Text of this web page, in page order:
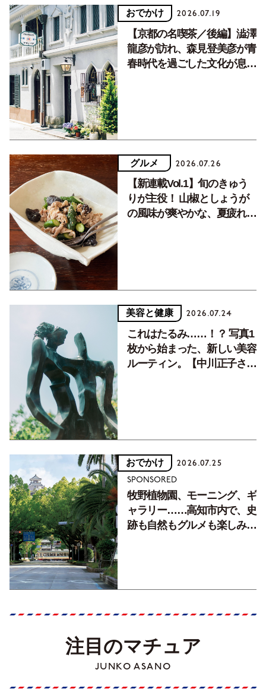
おでかけ 2026.07.19
【京都の名喫茶／後編】澁澤
龍彦が訪れ、森見登美彦が青
春時代を過ごした文化が息づ
グルメ 2026.07.26
【新連載Vol.1】旬のきゅう
りが主役！ 山椒としょうが
の風味が爽やかな、夏疲れを
美容と健康 2026.07.24
これはたるみ……！？ 写真1
枚から始まった、新しい美容
ルーティン。【中川正子さん
おでかけ 2026.07.25
SPONSORED
牧野植物園、モーニング、ギ
ャラリー……高知市内で、史
跡も自然もグルメも楽しみ尽
注目のマチュア
JUNKO ASANO